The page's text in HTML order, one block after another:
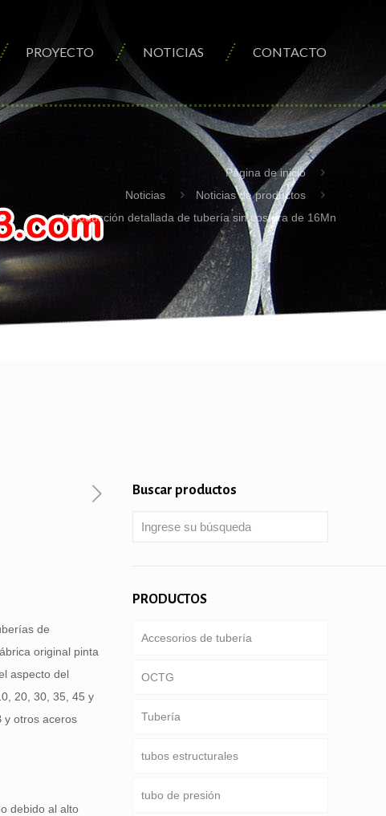
PROYECTO NOTICIAS CONTACTO
Página de inicio
Noticias
Noticias de productos
Introducción detallada de tubería sin costura de 16Mn
de
original pinta
aspecto del
20, 30, 35, 45 y
y otros aceros
debido al alto
Buscar productos
PRODUCTOS
Accesorios de tubería
OCTG
Tubería & carcasa
Tubería de perforación
tubería de perforación pesado
Tubería
ducto común
Servicio especial y recubiertos
tubos estructurales
Ronda, Plaza & tubo
tubo de presión